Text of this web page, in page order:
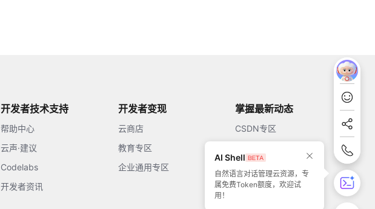
开发者技术支持
帮助中心
云声·建议
Codelabs
开发者资讯
开发者变现
云商店
教育专区
企业通用专区
掌握最新动态
CSDN专区
51CTO
AI Shell
自然语言对话管理云资源，专
属免费Token额度，欢迎试
用！